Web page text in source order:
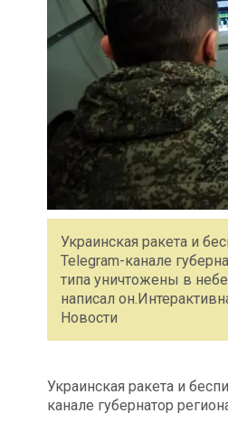
Украинская ракета и
Telegram-канале
типа уничтожены в
написал
Новости
Украинская ракета и
канале губернатор